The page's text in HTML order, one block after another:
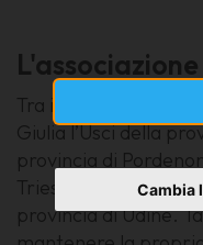
Cambia
L'associazione
Tra il 1979 e il 1981
Giulia l’Usci della
provincia di
Trieste e l’Uscf
provincia di Udine.